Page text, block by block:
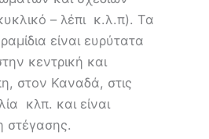
– λέπι κ.λ.π). Τα
είναι ευρύτατα
κεντρική και
στον Καναδά, στις
κλπ. και είναι
στέγασης.